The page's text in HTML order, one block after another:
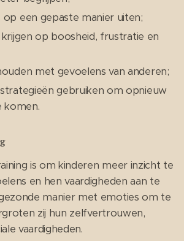
op een gepaste manier uiten;
op boosheid, frustratie en
met gevoelens van anderen;
gebruiken om opnieuw
is om kinderen meer inzicht te
en hen vaardigheden aan te
manier met emoties om te
zij hun zelfvertrouwen,
vaardigheden.